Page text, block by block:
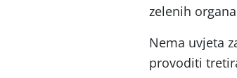
zelenih
Nema uvjeta
provoditi